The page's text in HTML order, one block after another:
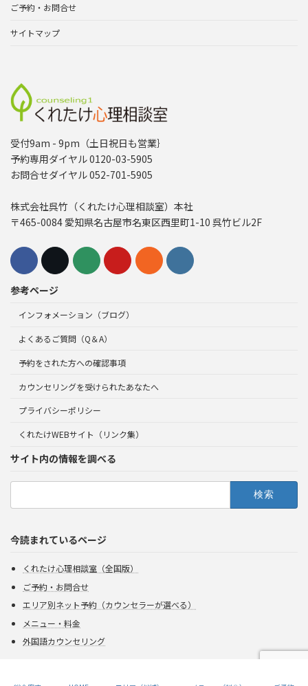
ご予約・お問合せ
サイトマップ
受付9am - 9pm（土日祝日も営業｝
予約専用ダイヤル 0120-03-5905
お問合せダイヤル 052-701-5905
株式会社呉竹（くれたけ心理相談室）本社
〒465-0084 愛知県名古屋市名東区西里町1-10 呉竹ビル2F
参考ページ
インフォメーション（ブログ）
よくあるご質問（Q＆A）
予約をされた方への確認事項
カウンセリングを受けられたあなたへ
プライバシーポリシー
くれたけWEBサイト（リンク集）
サイト内の情報を調べる
検
今読まれているページ
くれたけ心理相談室（全国版）
ご予約・お問合せ
エリア別ネット予約（カウンセラーが選べる）
メニュー・料金
外国語カウンセリング
Copyright 2026 Kuretake All rights reserved.